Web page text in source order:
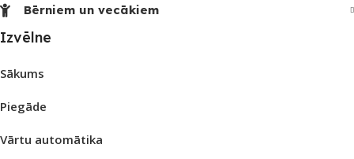
Bērniem un vecākiem
Izvēlne
Sākums
Piegāde
Vārtu automātika